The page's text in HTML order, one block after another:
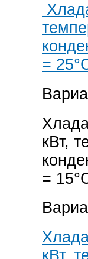
=
кВт,
=
кВт,